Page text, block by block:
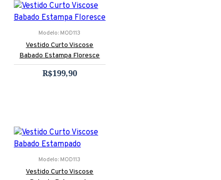
Modelo: MOD113
Vestido Curto Viscose
Babado Estampa Floresce
R$199,90
Modelo: MOD113
Vestido Curto Viscose